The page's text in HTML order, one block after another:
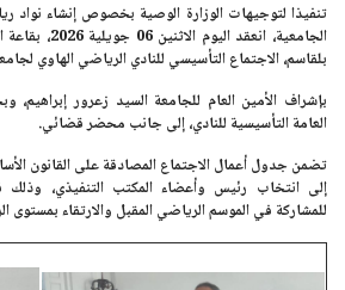
تنفيذا لتوجيهات الوزارة الوصية بخصوص إنشاء
الجامعية، انعقد اليوم الاثنين 06 جويلية 2026
،
بلقاسم، الاجتماع التأسيسي للنادي الرياضي الهاوي لجامعة
بإشراف الأمين العام للجامعة السيد زعرور إبراهيم،
العامة التأسيسية للنادي، إلى جانب محضر قضائي.
تضمن جدول أعمال الاجتماع المصادقة على القانون
إلى انتخاب رئيس وأعضاء المكتب التنفيذي،
للمشاركة في الموسم الرياضي المقبل والارتقاء بمستوى